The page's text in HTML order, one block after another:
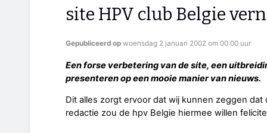
site HPV club Belgie
Gepubliceerd op woensdag 2 januari 2002 om 00:00 uur
Een forse verbetering van de site, een
presenteren op een mooie manier van nieuws.
Dit alles zorgt ervoor dat wij kunnen zeggen
redactie zou de hpv Belgie hiermee willen